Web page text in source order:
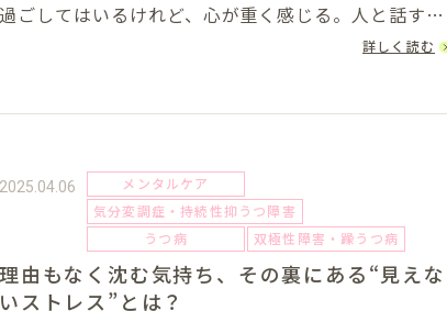
過ごしてはいるけれど、心が重く感じる。人と話すの
がしんどくて、でも「元気そうに見えるね」と言われ
詳しく読む
2025.04.06
メンタルケア
気分変調症・持続性抑うつ障害
うつ病
双極性障害・躁うつ病
理由もなく沈む気持ち、その裏にある“見えな
いストレス”とは？